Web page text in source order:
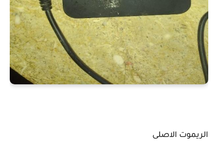
الريموت الاصلى